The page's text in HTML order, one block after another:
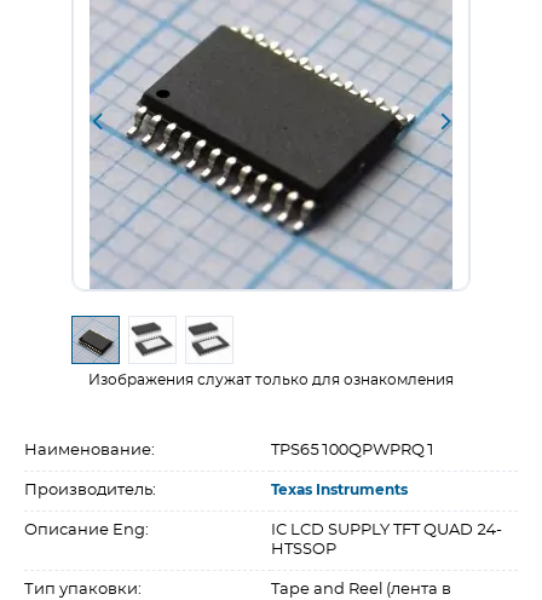
Изображения служат только для ознакомления
Наименование: TPS65100QPWPRQ1
Производитель: Texas Instruments
Описание Eng:
IC LCD SUPPLY TFT QUAD 24-
HTSSOP
Тип упаковки:
Tape and Reel (лента в